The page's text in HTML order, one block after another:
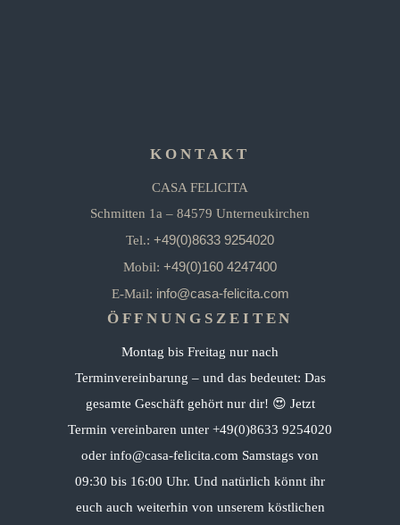
KONTAKT
CASA FELICITA
Schmitten 1a – 84579 Unterneukirchen
Tel.: +49(0)8633 9254020
Mobil: +49(0)160 4247400
E-Mail: info@casa-felicita.com
ÖFFNUNGSZEITEN
Montag bis Freitag nur nach
Terminvereinbarung – und das bedeutet: Das
gesamte Geschäft gehört nur dir! 😍 Jetzt
Termin vereinbaren unter +49(0)8633 9254020
oder info@casa-felicita.com Samstags von
09:30 bis 16:00 Uhr. Und natürlich könnt ihr
euch auch weiterhin von unserem köstlichen